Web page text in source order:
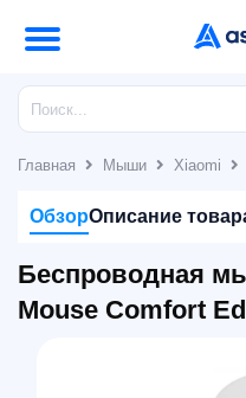
Главная Мыши Xiaomi
ОбзорОписание
Беспроводная
Mouse Comfort